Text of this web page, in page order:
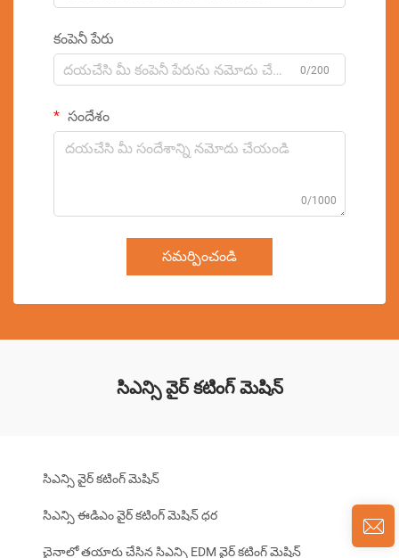
కంపెనీ పేరు
0/200
సందేశం
0/1000
సమర్పించండి
సిఎన్సి వైర్ కటింగ్ మెషిన్
సిఎన్సి వైర్ కటింగ్ మెషిన్
సిఎన్సి ఈడిఎం వైర్ కటింగ్ మెషిన్ ధర
చైనాలో తయారు చేసిన సిఎన్సి EDM వైర్ కటింగ్ మెషిన్